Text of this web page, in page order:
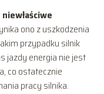
ono z uszkodzenia
przypadku silnik
jazdy energia nie jest
co ostatecznie
pracy silnika.